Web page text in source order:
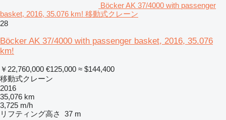
Böcker AK 37/4000 with passenger
basket, 2016, 35.076 km! 移動式クレーン
28
Böcker AK 37/4000 with passenger basket, 2016, 35.076
km!
￥22,760,000 €125,000 ≈ $144,400
移動式クレーン
2016
35,076 km
3,725 m/h
リフティング高さ
37 m